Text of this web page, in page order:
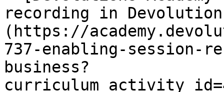
recording in
(https://
737-enabling-session-
business?